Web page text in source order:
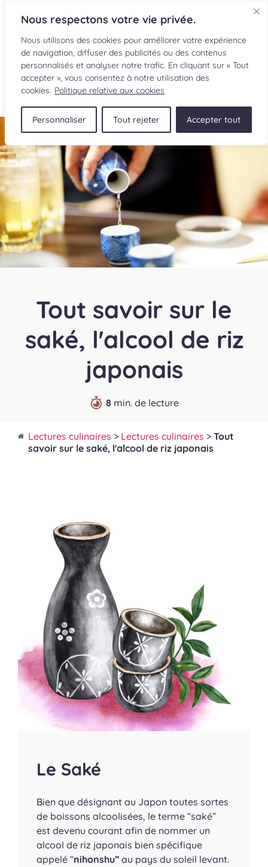
Nous respectons votre vie privée.
Nous utilisons des cookies pour améliorer votre expérience
de navigation, diffuser des publicités ou des contenus
personnalisés et analyser notre trafic. En cliquant sur « Tout
accepter », vous consentez à notre utilisation des
cookies. Politique relative aux cookies
Personnaliser Tout rejeter Accepter tout
RECETTES
INGRÉDIENTS
LECTURES CULINAIRES
SOUMETTRE UNE RECETTE
BOUTIQUE
Tout savoir sur le
saké, l'alcool de riz
japonais
8 min. de lecture
Lectures culinaires > Lectures culinaires >Tout
savoir sur le saké, l'alcool de riz japonais
Le Saké
Bien que désignant au Japon toutes sortes
de boissons alcoolisées, le terme “saké”
est devenu courant afin de nommer un
alcool de riz japonais bien spécifique
appelé “nihonshu”au pays du soleil levant.